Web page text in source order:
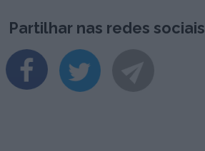
Partilhar nas redes sociais